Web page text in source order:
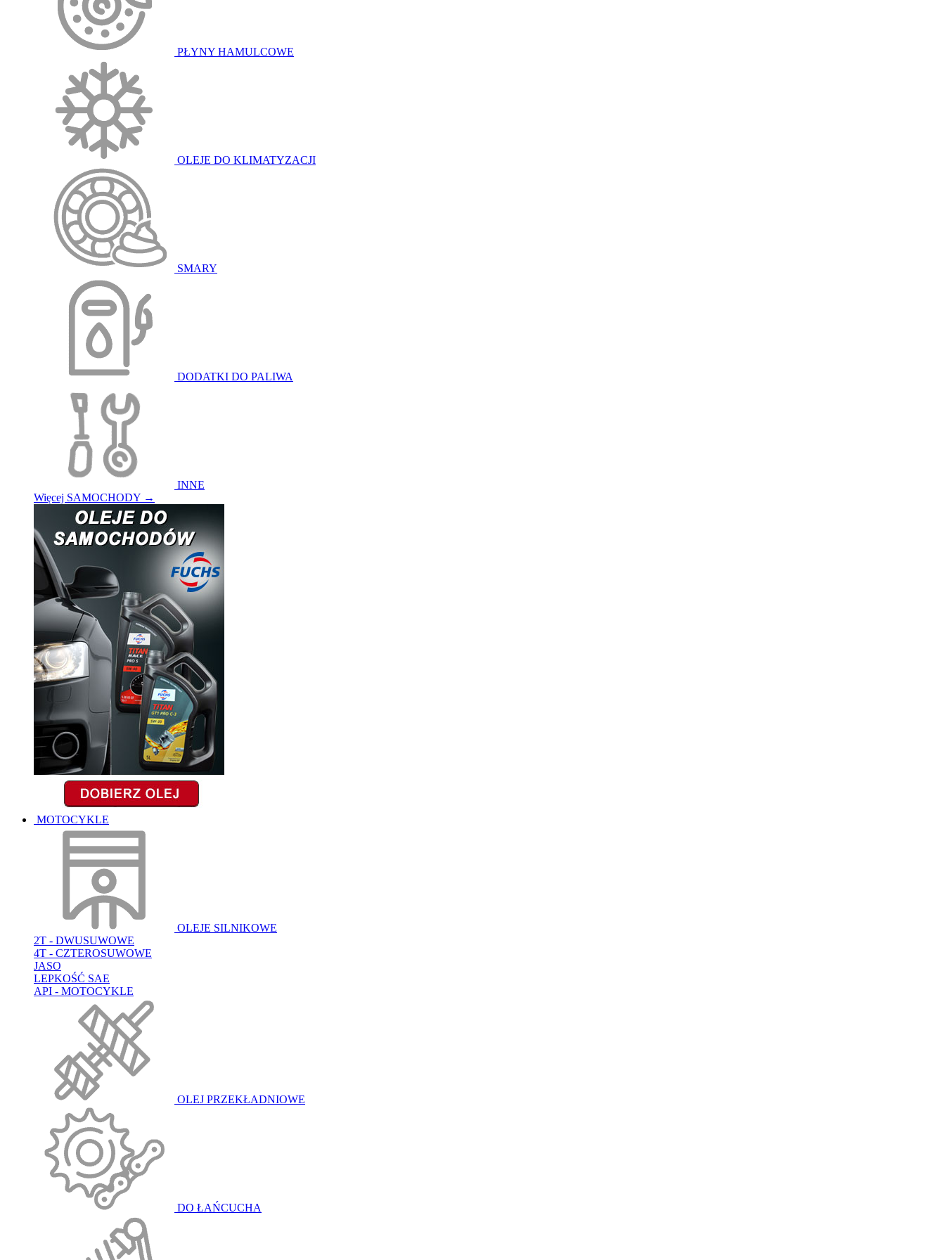
PŁYNY HAMULCOWE
OLEJE DO KLIMATYZACJI
SMARY
DODATKI DO PALIWA
INNE
Więcej SAMOCHODY →
MOTOCYKLE
OLEJE SILNIKOWE
2T - DWUSUWOWE
4T - CZTEROSUWOWE
JASO
LEPKOŚĆ SAE
API - MOTOCYKLE
OLEJ PRZEKŁADNIOWE
DO ŁAŃCUCHA